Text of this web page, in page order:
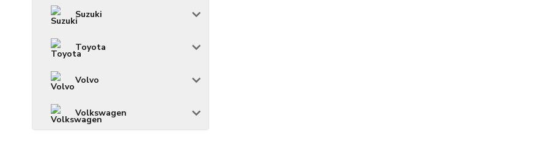
Suzuki
Toyota
Volvo
Volkswagen